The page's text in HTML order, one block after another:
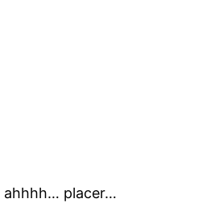
ahhhh… placer…